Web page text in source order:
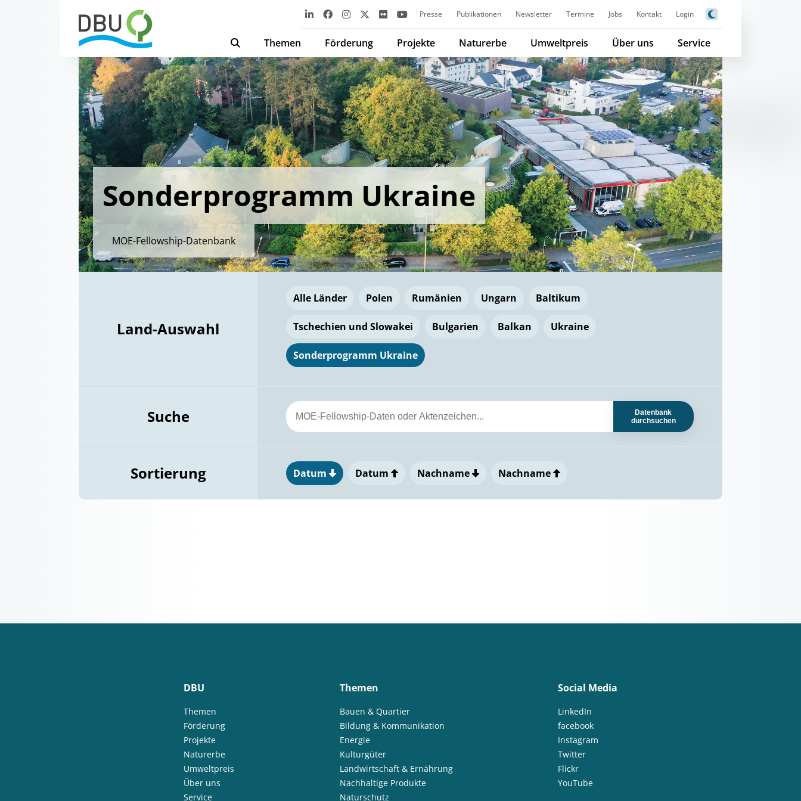
Presse Publikationen Newsletter Termine Jobs Kontakt Login
Themen Förderung Projekte Naturerbe Umweltpreis Über uns Service
Sonderprogramm Ukraine
MOE-Fellowship-Datenbank
Land-Auswahl
Alle Länder Polen Rumänien Ungarn Baltikum
Tschechien und Slowakei Bulgarien Balkan Ukraine
Sonderprogramm Ukraine
Suche
Datenbank
durchsuchen
Sortierung Datum Datum Nachname Nachname
DBU
Themen
Förderung
Projekte
Naturerbe
Umweltpreis
Über uns
Service
Themen
Bauen & Quartier
Bildung & Kommunikation
Energie
Kulturgüter
Landwirtschaft & Ernährung
Nachhaltige Produkte
Naturschutz
Social Media
LinkedIn
facebook
Instagram
Twitter
Flickr
YouTube